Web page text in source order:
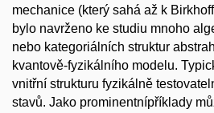
mechanice (který sahá až k
bylo navrženo ke studiu mnoho
nebo kategoriálních struktur
kvantově-fyzikálního modelu.
vnitřní strukturu fyzikálně
stavů. Jako prominentnípříklady